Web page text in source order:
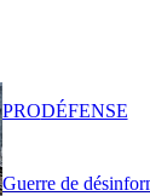
Guerre de
PRODÉFENSE